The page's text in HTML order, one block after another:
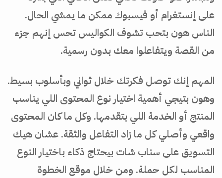
على إنستغرام أو فيسبوك ممكن ما يمشي الحال.
الناس هون بتحب تشوف الكواليس تحس إنهم جزء
من القصة ويتفاعلوا معك بدون رسمية.
المهم إنك توصل فكرتك خلال ثواني وبأسلوب بسيط.
وهون بتيجي أهمية اختيار نوع المحتوى اللي يناسب
المنتج أو الخدمة اللي بتقدمها. وكل ما كان المحتوى
واقعي وأصلي كل ما زاد التفاعل والثقة. عشان هيك
التسويق على سناب شات بيحتاج ذكاء باختيار النوع
المناسب لكل حملة. ومن خلال موقع الخطوة